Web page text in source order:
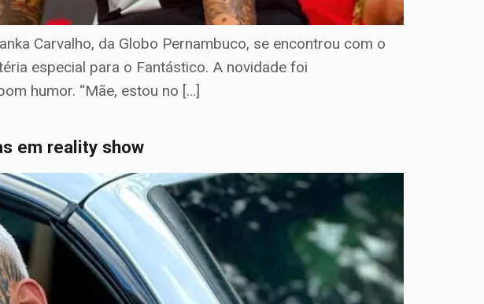
Carvalho, da Globo Pernambuco, se encontrou com o
especial para o Fantástico. A novidade foi
humor. “Mãe, estou no […]
em reality show